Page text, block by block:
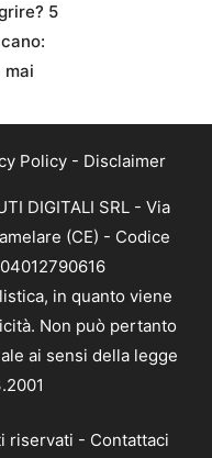
5
mai
Policy - Disclaimer
DIGITALI SRL - Via
(CE) - Codice
in quanto viene
Non può pertanto
ai sensi della legge
riservati - Contattaci